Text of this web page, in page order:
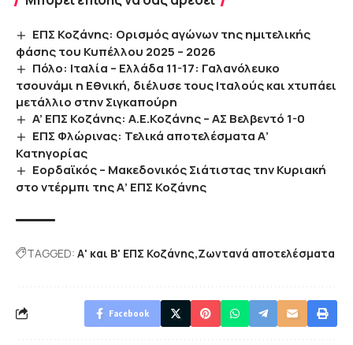
ΕΠΣ Κοζάνης: Ορισμός αγώνων της ημιτελικής
φάσης του Κυπέλλου 2025 – 2026
Πόλο: Ιταλία – Ελλάδα 11-17: Γαλανόλευκο
τσουνάμι η Εθνική, διέλυσε τους Ιταλούς και χτυπάει
μετάλλιο στην Σιγκαπούρη
A’ ΕΠΣ Κοζάνης: Α.Ε.Κοζάνης – ΑΣ Βελβεντό 1-0
ΕΠΣ Φλώρινας: Τελικά αποτελέσματα Α’
Κατηγορίας
Εορδαϊκός – Μακεδονικός Σιάτιστας την Κυριακή
στο ντέρμπι της Α’ ΕΠΣ Κοζάνης
TAGGED: Α' και Β' ΕΠΣ Κοζάνης Ζωντανά αποτελέσματα
Facebook